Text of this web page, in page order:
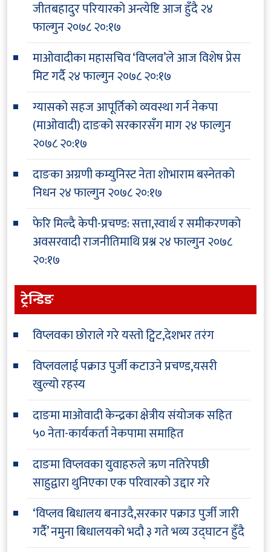
जीतबहादुर परियारको अन्त्येष्टि आज हुँदै२४
फाल्गुन २०७८ २०:१७
माओवादीका महासचिव ‘विप्लव’ले आज विशेष प्रेस
मिट गर्दै२४ फाल्गुन २०७८ २०:१७
ग्यासको सहज आपूर्तिको व्यवस्था गर्न नेकपा
(माओवादी) दाङको सरकारसँग माग२४ फाल्गुन
२०७८ २०:१७
दाङका अग्रणी कम्युनिस्ट नेता शोभाराम बस्नेतको
निधन२४ फाल्गुन २०७८ २०:१७
फेरि मिल्दै केपी-प्रचण्ड: सत्ता,स्वार्थ र समीकरणको
अवसरवादी राजनीतिमाथि प्रश्न२४ फाल्गुन २०७८
२०:१७
ट्रेन्डिङ
विप्लवका छोराले गरे यस्तो ट्विट,देशभर तरंग
विप्लवलाई पक्राउ पुर्जी कटाउने प्रचण्ड,यसरी
खुल्यो रहस्य
दाङमा माओवादी केन्द्रका क्षेत्रीय संयोजक सहित
५० नेता-कार्यकर्ता नेकपामा समाहित
दाङमा विप्लवका युवाहरुले ऋण नतिरेपछी
साहुद्वारा थुनिएका एक परिवारको उद्दार गरे
‘विप्लव बिधालय बनाउदै,सरकार पक्राउ पुर्जी जारी
गर्दै’ नमुना बिधालयको भदौ ३ गते भव्य उद्घाटन हुँदै